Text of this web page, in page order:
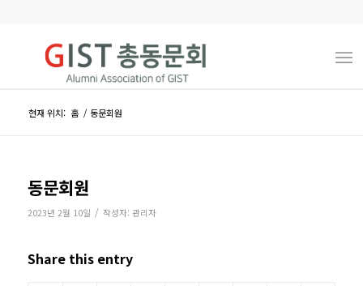
현재 위치: 홈 / 동문회원
동문회원
2023년 2월 10일 / 작성자: 관리자
Share this entry